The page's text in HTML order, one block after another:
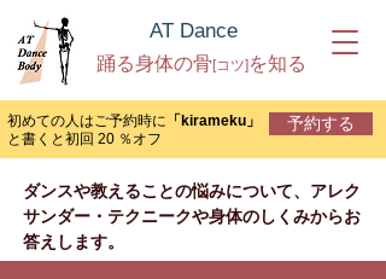
AT Dance
踊る身体の骨 [コツ] を知る
初めての人はご予約時に 「kirameku」
と書くと初回 20 ％オフ
予約する
ダンスや教えることの悩みについて、アレク
サンダー・テクニークや身体のしくみからお
答えします。